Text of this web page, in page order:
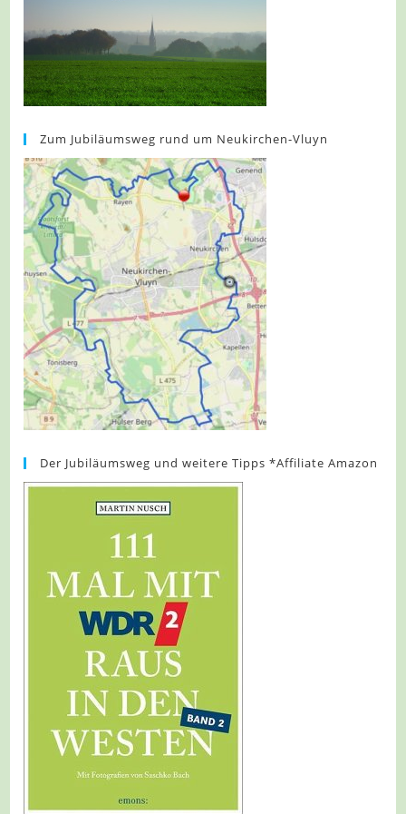
Zum Jubiläumsweg rund um Neukirchen-Vluyn
Der Jubiläumsweg und weitere Tipps *Affiliate Amazon